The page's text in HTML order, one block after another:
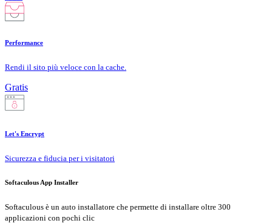
Performance
Rendi il sito più veloce con la cache.
Gratis
Let's Encrypt
Sicurezza e fiducia per i visitatori
Softaculous App Installer
Softaculous è un auto installatore che permette di installare oltre 300
applicazioni con pochi clic